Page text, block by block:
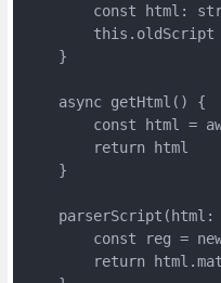
const html:
this.oldScript
    }
    async getHtml() {
const html =
        return html
    }
parserScript(html:
const reg =
return